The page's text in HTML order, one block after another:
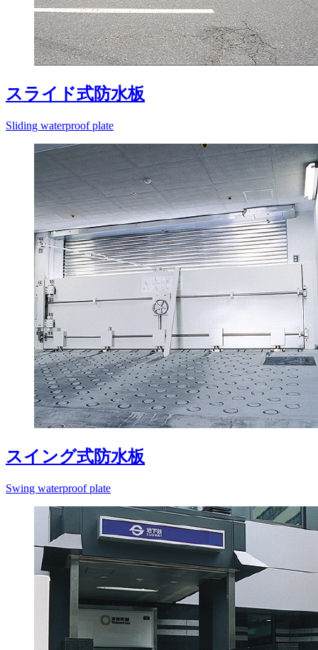
スライド式防水板
Sliding waterproof plate
スイング式防水板
Swing waterproof plate